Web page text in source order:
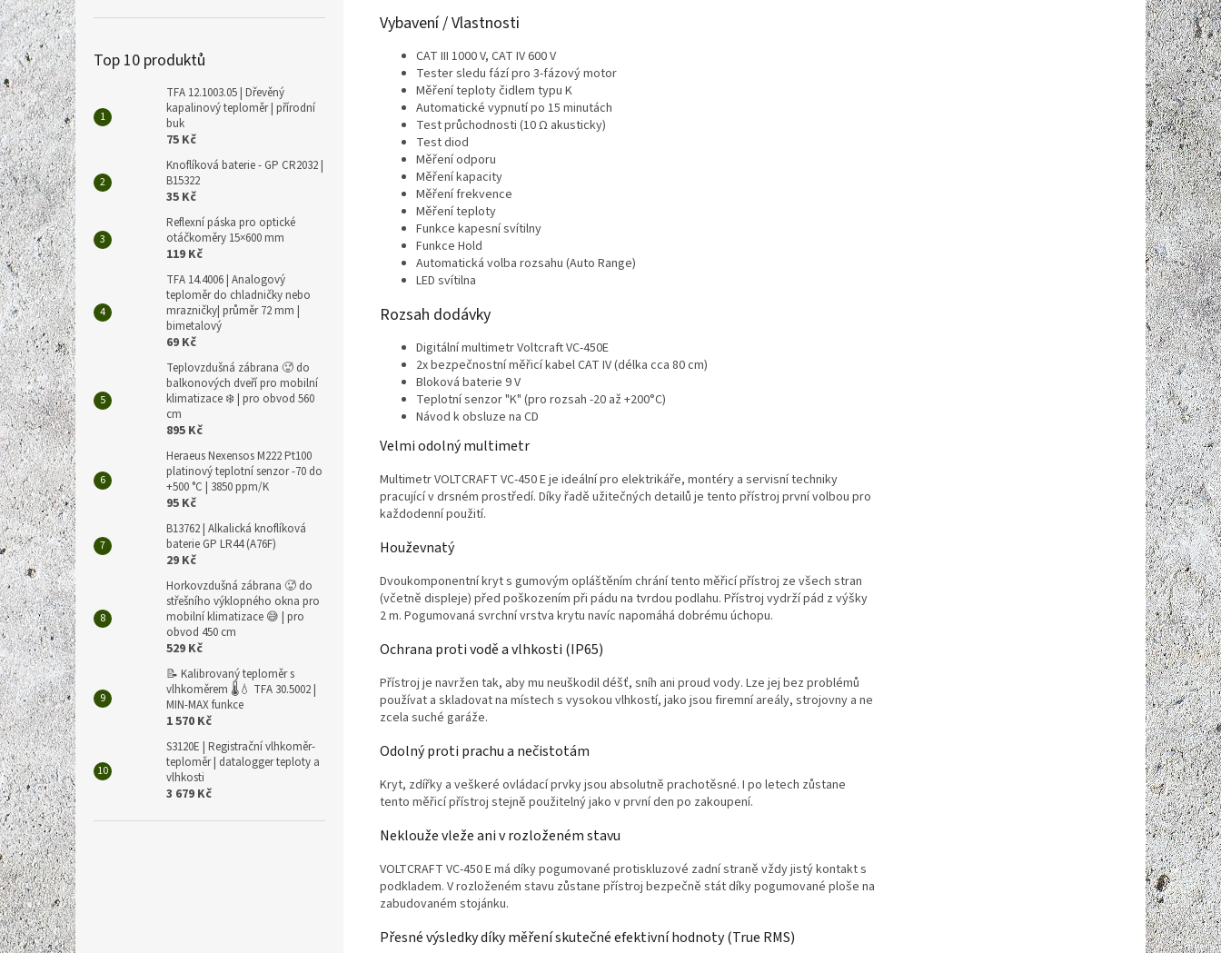
Top 10 produktů
TFA 12.1003.05 | Dřevěný
kapalinový teploměr | přírodní
buk
75 Kč
Knoflíková baterie - GP CR2032 |
B15322
35 Kč
Reflexní páska pro optické
otáčkoměry 15×600 mm
119 Kč
TFA 14.4006 | Analogový
teploměr do chladničky nebo
mrazničky| průměr 72 mm |
bimetalový
69 Kč
Teplovzdušná zábrana 🥵 do
balkonových dveří pro mobilní
klimatizace ❄️ | pro obvod 560
cm
895 Kč
Heraeus Nexensos M222 Pt100
platinový teplotní senzor -70 do
+500 °C | 3850 ppm/K
95 Kč
B13762 | Alkalická knoflíková
baterie GP LR44 (A76F)
29 Kč
Horkovzdušná zábrana 🥵 do
střešního výklopného okna pro
mobilní klimatizace 😅 | pro
obvod 450 cm
529 Kč
📝 Kalibrovaný teploměr s
vlhkoměrem 🌡️💧 TFA 30.5002 |
MIN-MAX funkce
1 570 Kč
S3120E | Registrační vlhkoměr-
teploměr | datalogger teploty a
vlhkosti
3 679 Kč
Vybavení / Vlastnosti
CAT III 1000 V, CAT IV 600 V
Tester sledu fází pro 3-fázový motor
Měření teploty čidlem typu K
Automatické vypnutí po 15 minutách
Test průchodnosti (10 Ω akusticky)
Test diod
Měření odporu
Měření kapacity
Měření frekvence
Měření teploty
Funkce kapesní svítilny
Funkce Hold
Automatická volba rozsahu (Auto Range)
LED svítilna
Rozsah dodávky
Digitální multimetr Voltcraft VC-450E
2x bezpečnostní měřicí kabel CAT IV (délka cca 80 cm)
Bloková baterie 9 V
Teplotní senzor "K" (pro rozsah -20 až +200°C)
Návod k obsluze na CD
Velmi odolný multimetr
Multimetr VOLTCRAFT VC-450 E je ideální pro elektrikáře, montéry a servisní techniky
pracující v drsném prostředí. Díky řadě užitečných detailů je tento přístroj první volbou pro
každodenní použití.
Houževnatý
Dvoukomponentní kryt s gumovým opláštěním chrání tento měřicí přístroj ze všech stran
(včetně displeje) před poškozením při pádu na tvrdou podlahu. Přístroj vydrží pád z výšky
2 m. Pogumovaná svrchní vrstva krytu navíc napomáhá dobrému úchopu.
Ochrana proti vodě a vlhkosti (IP65)
Přístroj je navržen tak, aby mu neuškodil déšť, sníh ani proud vody. Lze jej bez problémů
používat a skladovat na místech s vysokou vlhkostí, jako jsou firemní areály, strojovny a ne
zcela suché garáže.
Odolný proti prachu a nečistotám
Kryt, zdířky a veškeré ovládací prvky jsou absolutně prachotěsné. I po letech zůstane
tento měřicí přístroj stejně použitelný jako v první den po zakoupení.
Neklouže vleže ani v rozloženém stavu
VOLTCRAFT VC-450 E má díky pogumované protiskluzové zadní straně vždy jistý kontakt s
podkladem. V rozloženém stavu zůstane přístroj bezpečně stát díky pogumované ploše na
zabudovaném stojánku.
Přesné výsledky díky měření skutečné efektivní hodnoty (True RMS)